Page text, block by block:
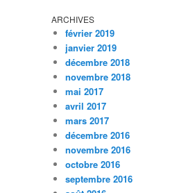
ARCHIVES
février 2019
janvier 2019
décembre 2018
novembre 2018
mai 2017
avril 2017
mars 2017
décembre 2016
novembre 2016
octobre 2016
septembre 2016